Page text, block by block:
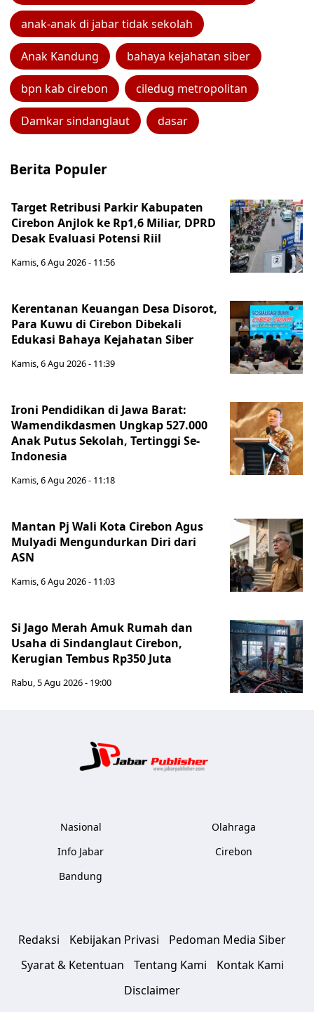
anak-anak di jabar tidak sekolah
Anak Kandung bahaya kejahatan siber
bpn kab cirebon ciledug metropolitan
Damkar sindanglaut dasar
Berita Populer
Target Retribusi Parkir Kabupaten
Cirebon Anjlok ke Rp1,6 Miliar, DPRD
Desak Evaluasi Potensi Riil
Kamis, 6 Agu 2026 - 11:56
Kerentanan Keuangan Desa Disorot,
Para Kuwu di Cirebon Dibekali
Edukasi Bahaya Kejahatan Siber
Kamis, 6 Agu 2026 - 11:39
Ironi Pendidikan di Jawa Barat:
Wamendikdasmen Ungkap 527.000
Anak Putus Sekolah, Tertinggi Se-
Indonesia
Kamis, 6 Agu 2026 - 11:18
Mantan Pj Wali Kota Cirebon Agus
Mulyadi Mengundurkan Diri dari
ASN
Kamis, 6 Agu 2026 - 11:03
Si Jago Merah Amuk Rumah dan
Usaha di Sindanglaut Cirebon,
Kerugian Tembus Rp350 Juta
Rabu, 5 Agu 2026 - 19:00
Nasional
Info Jabar
Bandung
Olahraga
Cirebon
Redaksi Kebijakan Privasi
Pedoman Media Siber
Syarat & Ketentuan
Tentang Kami
Kontak Kami
Disclaimer